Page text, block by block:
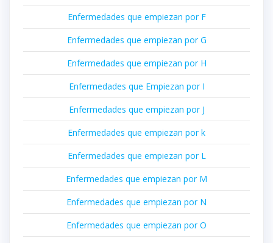
Enfermedades que empiezan por F
Enfermedades que empiezan por G
Enfermedades que empiezan por H
Enfermedades que Empiezan por I
Enfermedades que empiezan por J
Enfermedades que empiezan por k
Enfermedades que empiezan por L
Enfermedades que empiezan por M
Enfermedades que empiezan por N
Enfermedades que empiezan por O